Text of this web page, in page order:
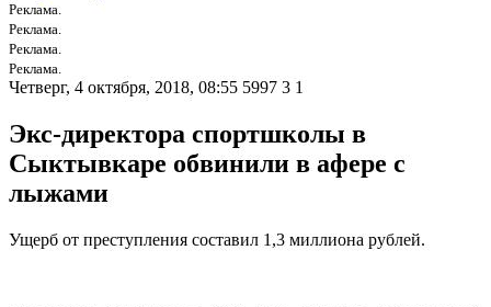
Реклама.
Реклама.
Реклама.
Реклама.
Четверг, 4 октября, 2018, 08:55 5997 3 1
Экс-директора спортшколы в
Сыктывкаре обвинили в афере с
лыжами
Ущерб от преступления составил 1,3 миллиона рублей.